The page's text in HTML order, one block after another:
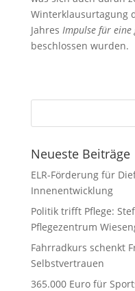
Winterklausurtagung
Jahres Impulse für
beschlossen wurden.
Neueste Beiträge
ELR-Förderung für
Innenentwicklung
Politik trifft Pflege:
Pflegezentrum
Fahrradkurs schenkt
Selbstvertrauen
365.000 Euro für